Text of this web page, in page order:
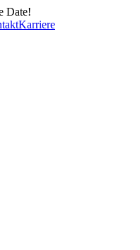
Date!
Karriere